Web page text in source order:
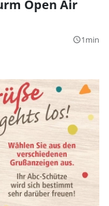
Open Air
query_builder1min